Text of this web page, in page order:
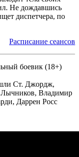
Не дождавшись
диспетчера, по
Расписание сеансов
боевик (18+)
Ст. Джордж,
Лычников, Владимир
Даррен Росс